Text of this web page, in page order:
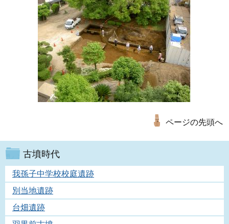
ページの先頭へ
古墳時代
我孫子中学校校庭遺跡
別当地遺跡
台畑遺跡